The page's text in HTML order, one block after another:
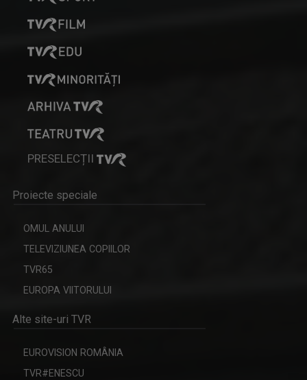
PRESELECȚII
Proiecte speciale
OMUL ANULUI
TELEVIZIUNEA COPIILOR
TVR65
EUROPA VIITORULUI
Alte site-uri TVR
EUROVISION ROMÂNIA
TVR#ENESCU